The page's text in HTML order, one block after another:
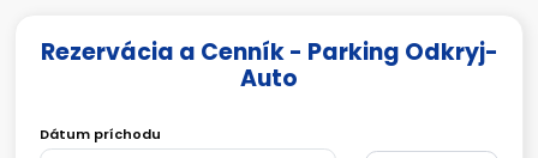
Rezervácia a Cenník - Parking Odkryj-
Auto
Dátum príchodu